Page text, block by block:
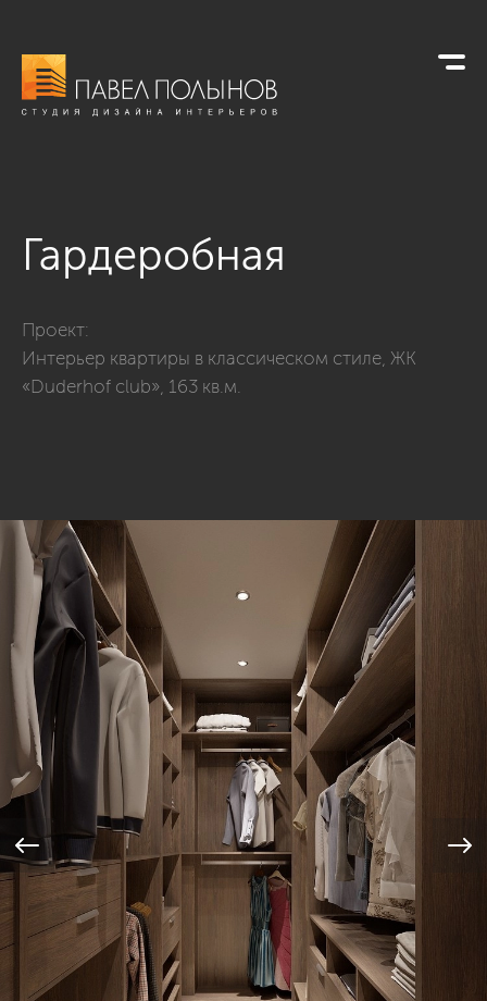
Гардеробная
Проект:
Интерьер квартиры в классическом стиле, ЖК
«Duderhof club», 163 кв.м.